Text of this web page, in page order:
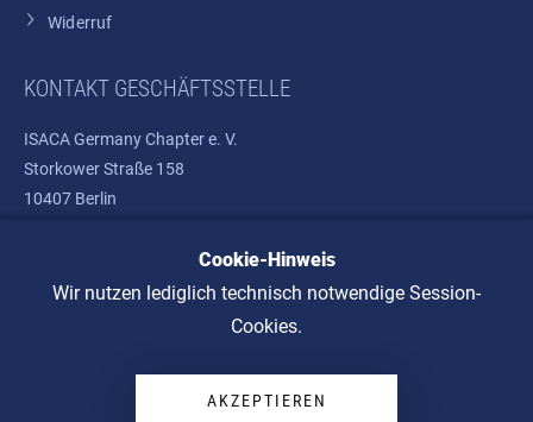
Widerruf
KONTAKT GESCHÄFTSSTELLE
ISACA Germany Chapter e. V.
Storkower Straße 158
10407 Berlin
Telefon: +49 30 37580810
E-Mail:info@isaca.de
Cookie-Hinweis
Wir nutzen lediglich technisch notwendige Session-
Cookies.
AKZEPTIEREN